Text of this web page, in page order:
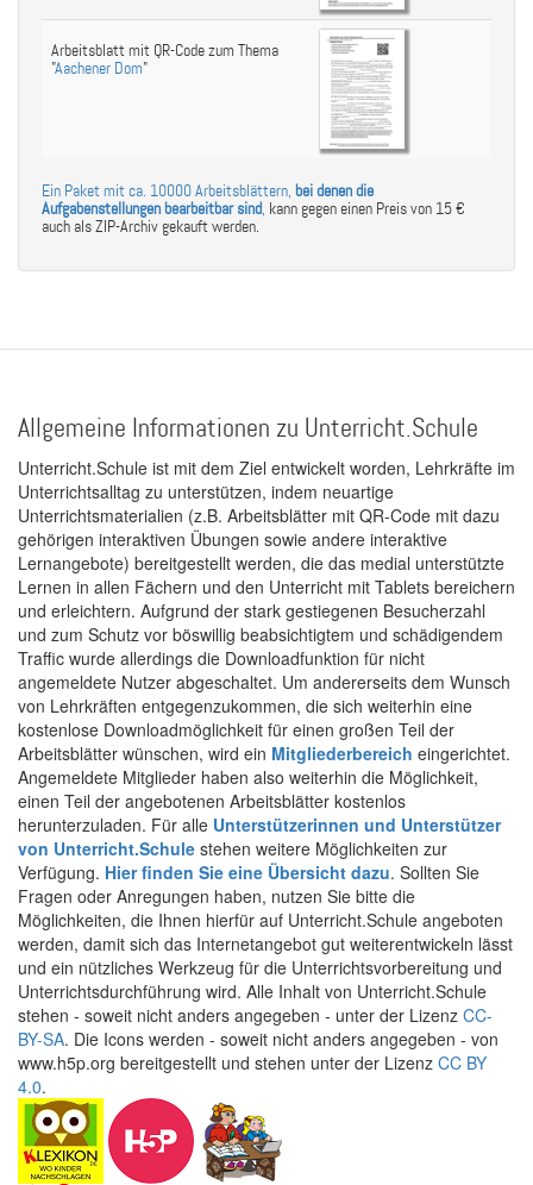
Arbeitsblatt mit QR-Code zum Thema
"Aachener Dom"
Ein Paket mit ca. 10000 Arbeitsblättern, bei denen die
Aufgabenstellungen bearbeitbar sind, kann gegen einen Preis von 15 €
auch als ZIP-Archiv gekauft werden.
Allgemeine Informationen zu Unterricht.Schule
Unterricht.Schule ist mit dem Ziel entwickelt worden, Lehrkräfte im
Unterrichtsalltag zu unterstützen, indem neuartige
Unterrichtsmaterialien (z.B. Arbeitsblätter mit QR-Code mit dazu
gehörigen interaktiven Übungen sowie andere interaktive
Lernangebote) bereitgestellt werden, die das medial unterstützte
Lernen in allen Fächern und den Unterricht mit Tablets bereichern
und erleichtern. Aufgrund der stark gestiegenen Besucherzahl
und zum Schutz vor böswillig beabsichtigtem und schädigendem
Traffic wurde allerdings die Downloadfunktion für nicht
angemeldete Nutzer abgeschaltet. Um andererseits dem Wunsch
von Lehrkräften entgegenzukommen, die sich weiterhin eine
kostenlose Downloadmöglichkeit für einen großen Teil der
Arbeitsblätter wünschen, wird ein Mitgliederbereich eingerichtet.
Angemeldete Mitglieder haben also weiterhin die Möglichkeit,
einen Teil der angebotenen Arbeitsblätter kostenlos
herunterzuladen. Für alle Unterstützerinnen und Unterstützer
von Unterricht.Schule stehen weitere Möglichkeiten zur
Verfügung. Hier finden Sie eine Übersicht dazu. Sollten Sie
Fragen oder Anregungen haben, nutzen Sie bitte die
Möglichkeiten, die Ihnen hierfür auf Unterricht.Schule angeboten
werden, damit sich das Internetangebot gut weiterentwickeln lässt
und ein nützliches Werkzeug für die Unterrichtsvorbereitung und
Unterrichtsdurchführung wird. Alle Inhalt von Unterricht.Schule
stehen - soweit nicht anders angegeben - unter der Lizenz CC-
BY-SA. Die Icons werden - soweit nicht anders angegeben - von
www.h5p.org bereitgestellt und stehen unter der Lizenz CC BY
4.0.